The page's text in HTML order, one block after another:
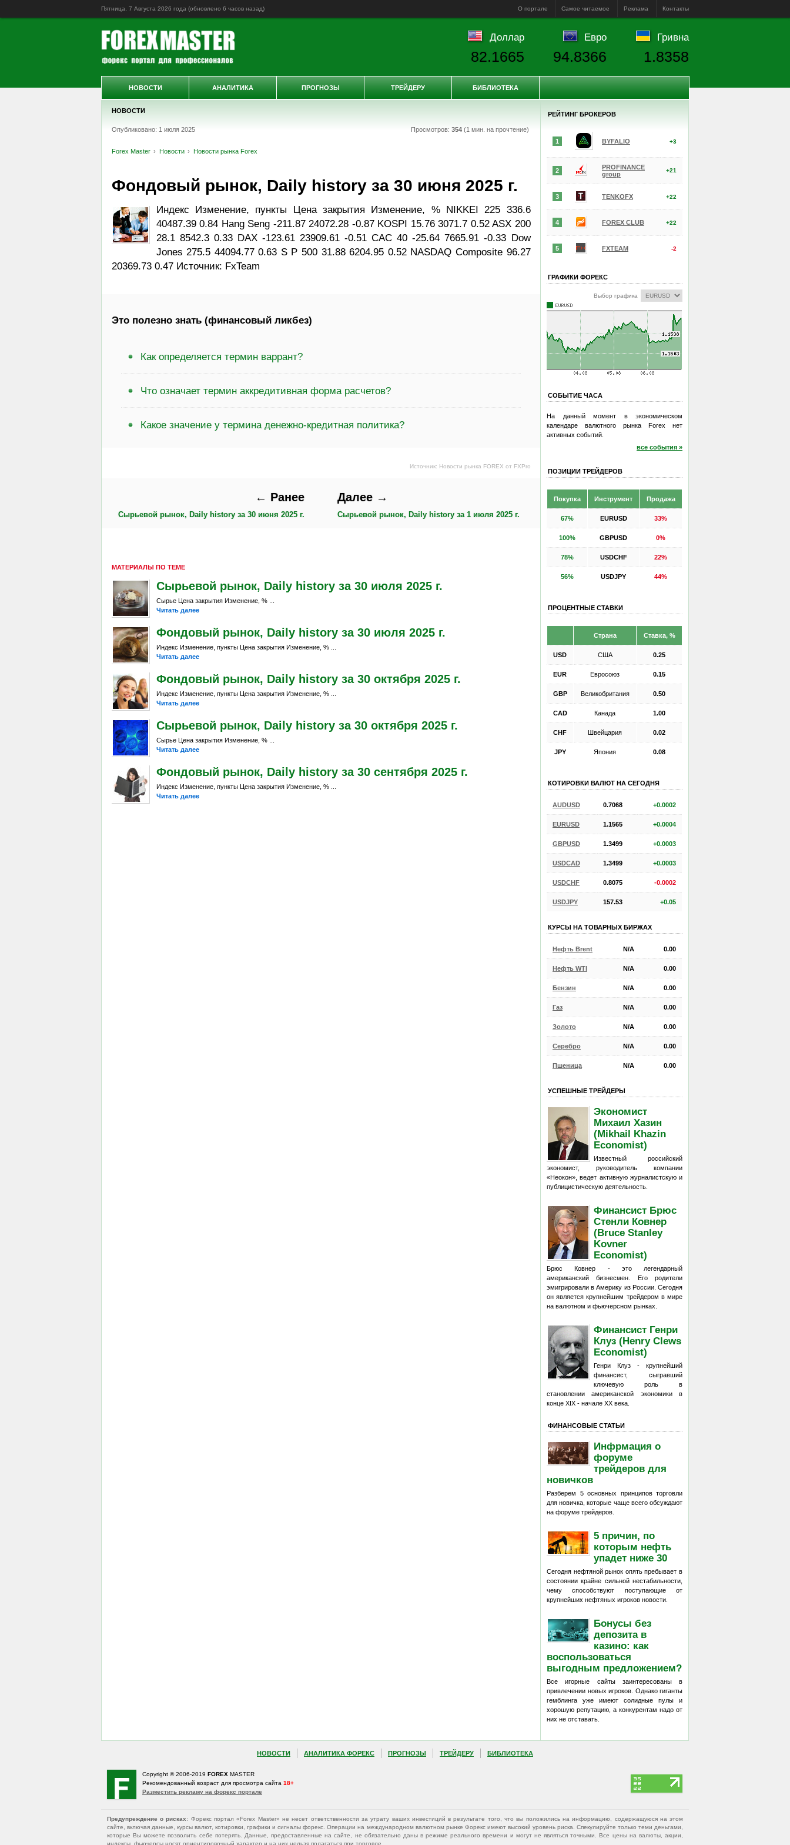
Пятница, 7 Августа 2026 года (обновлено 6 часов назад) О портале Самое читаемое Реклама Контакты
НОВОСТИ
Опубликовано: 1 июля 2025 Просмотров: 354(1 мин. на прочтение)
Forex Master Новости Новости рынка Forex
Фондовый рынок, Daily history за 30 июня 2025 г.
Индекс Изменение, пункты Цена закрытия Изменение, % NIKKEI 225 336.6
40487.39 0.84 Hang Seng -211.87 24072.28 -0.87 KOSPI 15.76 3071.7 0.52 ASX 200
28.1 8542.3 0.33 DAX -123.61 23909.61 -0.51 CAC 40 -25.64 7665.91 -0.33 Dow
Jones 275.5 44094.77 0.63 S P 500 31.88 6204.95 0.52 NASDAQ Composite 96.27
20369.73 0.47 Источник: FxTeam
Это полезно знать (финансовый ликбез)
Как определяется термин варрант?
Что означает термин аккредитивная форма расчетов?
Какое значение у термина денежно-кредитная политика?
Источник: Новости рынка FOREX от FXPro
← Ранее
Сырьевой рынок, Daily history за 30 июня 2025 г.
Далее →
Сырьевой рынок, Daily history за 1 июля 2025 г.
МАТЕРИАЛЫ ПО ТЕМЕ
Сырьевой рынок, Daily history за 30 июля 2025 г.
Сырье Цена закрытия Изменение, % ...
Читать далее
Фондовый рынок, Daily history за 30 июля 2025 г.
Индекс Изменение, пункты Цена закрытия Изменение, % ...
Читать далее
Фондовый рынок, Daily history за 30 октября 2025 г.
Индекс Изменение, пункты Цена закрытия Изменение, % ...
Читать далее
Сырьевой рынок, Daily history за 30 октября 2025 г.
Сырье Цена закрытия Изменение, % ...
Читать далее
Фондовый рынок, Daily history за 30 сентября 2025 г.
Индекс Изменение, пункты Цена закрытия Изменение, % ...
Читать далее
РЕЙТИНГ БРОКЕРОВ
1 BYFALIO +3
2
PROFINANCE
group
+21
3 TENKOFX +22
4 FOREX CLUB +22
5 FXTEAM -2
ГРАФИКИ ФОРЕКС
Выбор графика
СОБЫТИЕ ЧАСА
На данный момент в экономическом
календаре валютного рынка Forex нет
активных событий.
все события »
ПОЗИЦИИ ТРЕЙДЕРОВ
Покупка Инструмент Продажа
67% EURUSD 33%
100% GBPUSD 0%
78% USDCHF 22%
56% USDJPY 44%
ПРОЦЕНТНЫЕ СТАВКИ
Страна Ставка, %
USD США 0.25
EUR Евросоюз 0.15
GBP Великобритания 0.50
CAD Канада 1.00
CHF Швейцария 0.02
JPY Япония 0.08
КОТИРОВКИ ВАЛЮТ НА СЕГОДНЯ
AUDUSD 0.7068 +0.0002
EURUSD 1.1565 +0.0004
GBPUSD 1.3499 +0.0003
USDCAD 1.3499 +0.0003
USDCHF 0.8075 -0.0002
USDJPY 157.53 +0.05
КУРСЫ НА ТОВАРНЫХ БИРЖАХ
Нефть Brent N/A 0.00
Нефть WTI N/A 0.00
Бензин N/A 0.00
Газ N/A 0.00
Золото N/A 0.00
Серебро N/A 0.00
Пшеница N/A 0.00
УСПЕШНЫЕ ТРЕЙДЕРЫ
Экономист
Михаил Хазин
(Mikhail Khazin
Economist)
Известный российский
экономист, руководитель компании
«Неокон», ведет активную журналистскую и
публицистическую деятельность.
Финансист Брюс
Стенли Ковнер
(Bruce Stanley
Kovner
Economist)
Брюс Ковнер - это легендарный
американский бизнесмен. Его родители
эмигрировали в Америку из России. Сегодня
он является крупнейшим трейдером в мире
на валютном и фьючерсном рынках.
Финансист Генри
Клуз (Henry Clews
Economist)
Генри Клуз - крупнейший
финансист, сыгравший
ключевую роль в
становлении американской экономики в
конце XIX - начале XX века.
ФИНАНСОВЫЕ СТАТЬИ
Инфрмация о
форуме
трейдеров для
новичков
Разберем 5 основных принципов торговли
для новичка, которые чаще всего обсуждают
на форуме трейдеров.
5 причин, по
которым нефть
упадет ниже 30
Сегодня нефтяной рынок опять пребывает в
состоянии крайне сильной нестабильности,
чему способствуют поступающие от
крупнейших нефтяных игроков новости.
Бонусы без
депозита в
казино: как
воспользоваться
выгодным предложением?
Все игорные сайты заинтересованы в
привлечении новых игроков. Однако гиганты
гемблинга уже имеют солидные пулы и
хорошую репутацию, а конкурентам надо от
них не отставать.
Доллар
82.1665
Евро
94.8366
Гривна
1.8358
НОВОСТИ АНАЛИТИКА ПРОГНОЗЫ ТРЕЙДЕРУ БИБЛИОТЕКА
НОВОСТИ АНАЛИТИКА ФОРЕКС ПРОГНОЗЫ ТРЕЙДЕРУ БИБЛИОТЕКА
Copyright © 2006-2019 FOREX MASTER
Рекомендованный возраст для просмотра сайта 18+
Разместить рекламу на форекс портале
Предупреждение о рисках : Форекс портал «Forex Master» не несет ответственности за утрату ваших инвестиций в результате того, что вы положились на информацию, содержащуюся на этом
сайте, включая данные, курсы валют, котировки, графики и сигналы форекс. Операции на международном валютном рынке Форекс имеют высокий уровень риска. Спекулируйте только теми деньгами,
которые Вы можете позволить себе потерять. Данные, предоставленные на сайте, не обязательно даны в режиме реального времени и могут не являться точными. Все цены на валюты, акции,